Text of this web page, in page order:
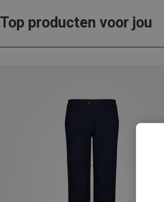
Top producten voor jou